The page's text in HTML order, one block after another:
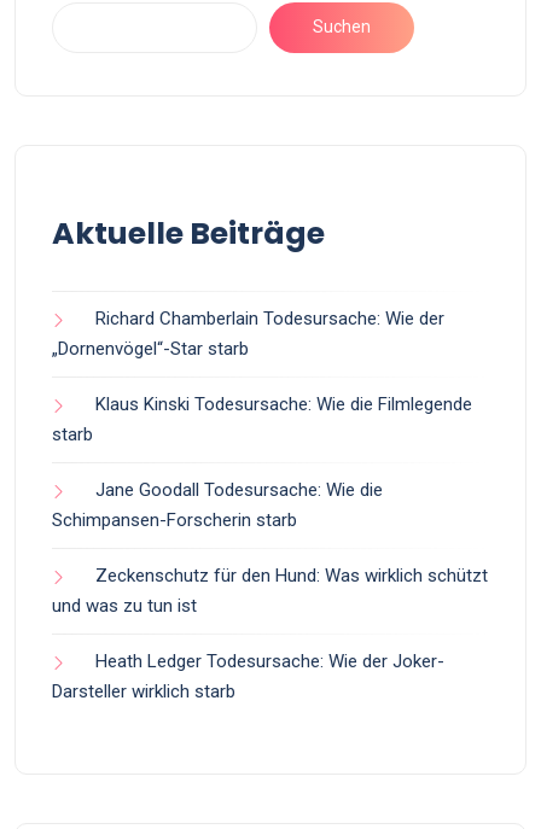
Suchen
Aktuelle Beiträge
Richard Chamberlain Todesursache: Wie der
„Dornenvögel“-Star starb
Klaus Kinski Todesursache: Wie die Filmlegende
starb
Jane Goodall Todesursache: Wie die
Schimpansen-Forscherin starb
Zeckenschutz für den Hund: Was wirklich schützt
und was zu tun ist
Heath Ledger Todesursache: Wie der Joker-
Darsteller wirklich starb